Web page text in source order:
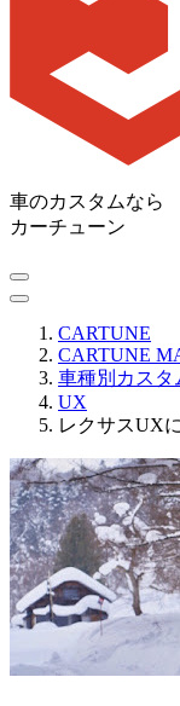
車のカスタムなら
カーチューン
CARTUNE
CARTUNE
車種別カスタ
UX
レクサスUX